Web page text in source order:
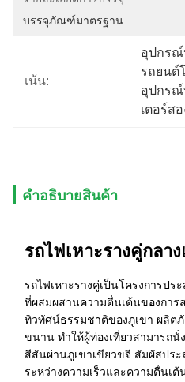
บรรจุภัณฑ์มาตรฐาน
เน้น:
อุปกรณ์
รถยนต์
อุปกรณ์
เตอร์ส
คําอธิบายสินค้า
รถไฟเหาะรางคู่กลาง
รถไฟเหาะรางคู่เป็นโครงการป
ที่ผสมผสานความตื่นเต้นของการ
ทิวทัศน์ธรรมชาติของภูเขา ผลิต
ขนาน ทำให้ผู้ท่องเที่ยวสามารถนั่
สีสันผ่านภูเขาเขียวขจี สัมผัสปร
ระหว่างความเร็วและความตื่นเ